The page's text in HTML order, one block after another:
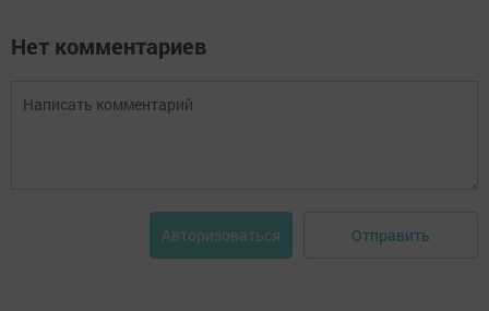
Нет комментариев
Авторизоваться Отправить